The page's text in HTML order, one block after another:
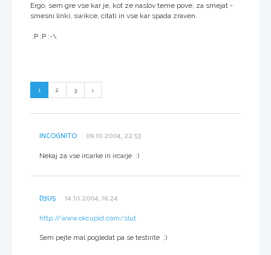
Ergo, sem gre vse kar je, kot ze naslov teme pove, za smejat -
smesni linki, swikce, citati in vse kar spada zraven.
:P :P :-\
1 2 3
INCOGNITO 09.10.2004, 22:53
Nekaj za vse ircarke in ircarje :)
D3U5 14.10.2004, 16:24
http://www.okcupid.com/slut
Sem pejte mal pogledat pa se testirite ;)